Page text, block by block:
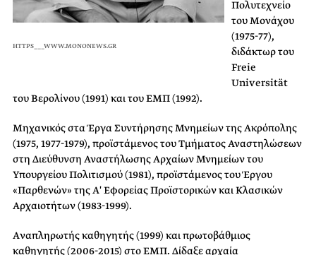
HTTPS___WWW.MONONEWS.GR
Πολυτεχνείο
του Μονάχου
(1975-77),
διδάκτωρ του
Freie
Universität
του Βερολίνου (1991) και του ΕΜΠ (1992).
Μηχανικός στα Έργα Συντήρησης Μνημείων της Ακρόπολης
(1975, 1977-1979), προϊστάμενος του Τμήματος Αναστηλώσεων
στη Διεύθυνση Αναστήλωσης Αρχαίων Μνημείων του
Υπουργείου Πολιτισμού (1981), προϊστάμενος του Έργου
«Παρθενών» της Α′ Εφορείας Προϊστορικών και Κλασικών
Αρχαιοτήτων (1983-1999).
Aναπληρωτής καθηγητής (1999) και πρωτοβάθμιος
καθηγητής (2006-2015) στο ΕΜΠ. Δίδαξε αρχαία